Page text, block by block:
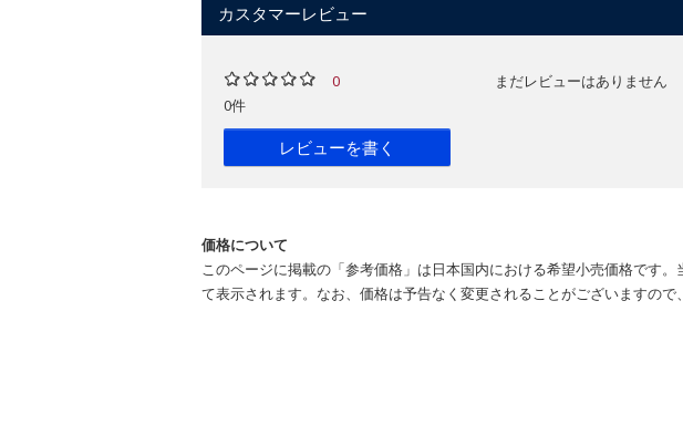
カスタマーレビュー
0
0件
レビューを書く
まだレビューはありません
価格について
このページに掲載の「参考価格」は日本国内における希望小売価格です
て表示されます。なお、価格は予告なく変更されることがございますので